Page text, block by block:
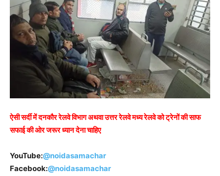
ऐसी सर्दी में दनकौर रेलवे विभाग अथवा उत्तर रेलवे मध्य रेलवे को ट्रेनों की साफ
सफाई की ओर जरूर ध्यान देना चाहिए
YouTube:@noidasamachar
Facebook:@noidasamachar